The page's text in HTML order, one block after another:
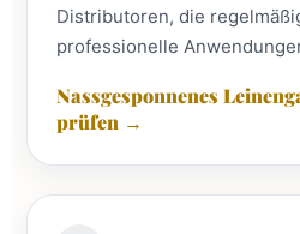
Distributoren, die
professionelle
Nassgesponnenes
prüfen →